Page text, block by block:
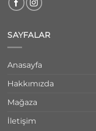
SAYFALAR
Anasayfa
Hakkımızda
Mağaza
İletişim